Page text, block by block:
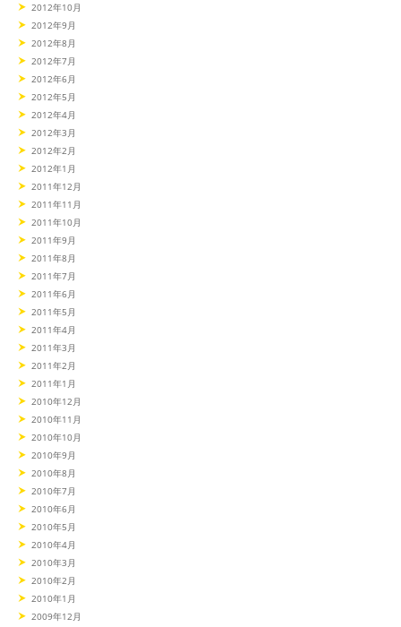
2012年10月
2012年9月
2012年8月
2012年7月
2012年6月
2012年5月
2012年4月
2012年3月
2012年2月
2012年1月
2011年12月
2011年11月
2011年10月
2011年9月
2011年8月
2011年7月
2011年6月
2011年5月
2011年4月
2011年3月
2011年2月
2011年1月
2010年12月
2010年11月
2010年10月
2010年9月
2010年8月
2010年7月
2010年6月
2010年5月
2010年4月
2010年3月
2010年2月
2010年1月
2009年12月